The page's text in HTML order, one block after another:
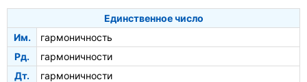
Единственное число
Им.
гармоничность
Рд.
гармоничности
Дт.
гармоничности